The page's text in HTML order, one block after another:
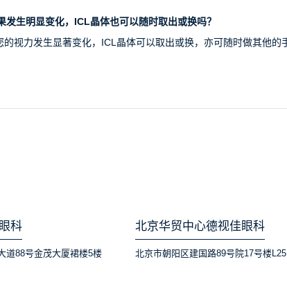
发生明显变化，ICL晶体也可以随时取出或换吗？
视力发生显著变化，ICL晶体可以取出或换，亦可随时做其他的
科
道88号金茂大厦裙楼5楼
北京华贸中心德视佳眼科
北京市朝阳区建国路89号院17号楼L25